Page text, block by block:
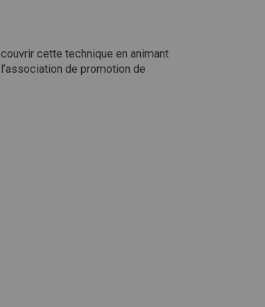
cette technique en animant
de promotion de